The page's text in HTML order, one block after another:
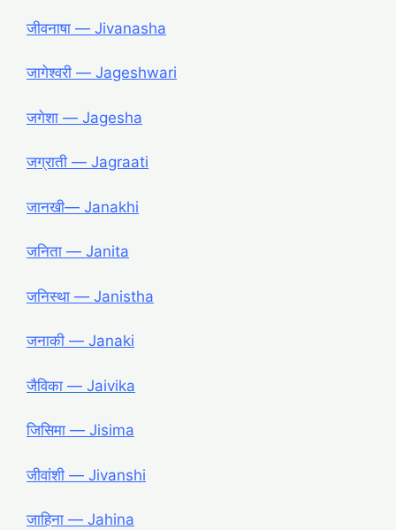
जीवनाषा ― Jivanasha
जागेश्वरी ― Jageshwari
जगेशा ― Jagesha
जग्राती ― Jagraati
जानखी― Janakhi
जनिता ― Janita
जनिस्था ― Janistha
जनाकी ― Janaki
जैविका ― Jaivika
जिसिमा ― Jisima
जीवांशी ― Jivanshi
जाहिना ― Jahina